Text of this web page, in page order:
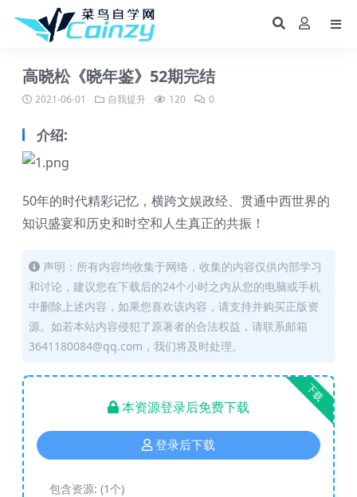
高晓松《晓年鉴》52期完结
2021-06-01 自我提升 120 0
介绍:
50年的时代精彩记忆，横跨文娱政经、贯通中西世界的
知识盛宴和历史和时空和人生真正的共振！
声明：所有内容均收集于网络，收集的内容仅供内部学习
和讨论，建议您在下载后的24个小时之内从您的电脑或手机
中删除上述内容，如果您喜欢该内容，请支持并购买正版资
源。如若本站内容侵犯了原著者的合法权益，请联系邮箱
3641180084@qq.com，我们将及时处理。
下载
本资源登录后免费下载
登录后下载
包含资源: (1个)